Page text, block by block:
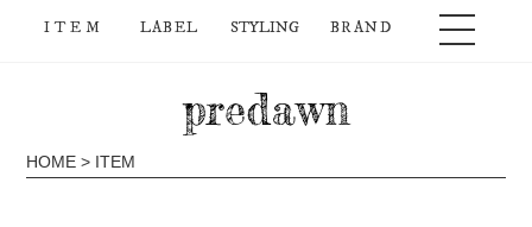
ITEM LABEL STYLING BRAND
predawn
HOME > ITEM